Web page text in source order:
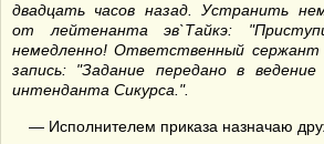
двадцать часов назад. Устранить
от лейтенанта эв`Тайкэ:
немедленно! Ответственный сержант
запись: "Задание передано в
интенданта Сикурса.".
— Исполнителем приказа назначаю